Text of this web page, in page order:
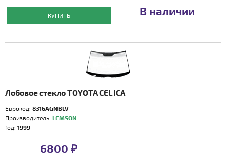
КУПИТЬ В наличии
Лобовое стекло TOYOTA CELICA
Еврокод: 8316AGNBLV
Производитель: LEMSON
Год: 1999 -
6800 ₽